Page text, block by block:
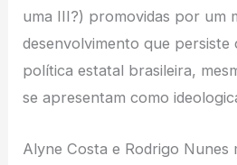
uma III?) promovidas por um
desenvolvimento que persiste
política estatal brasileira,
se apresentam como
Alyne Costa e Rodrigo Nunes